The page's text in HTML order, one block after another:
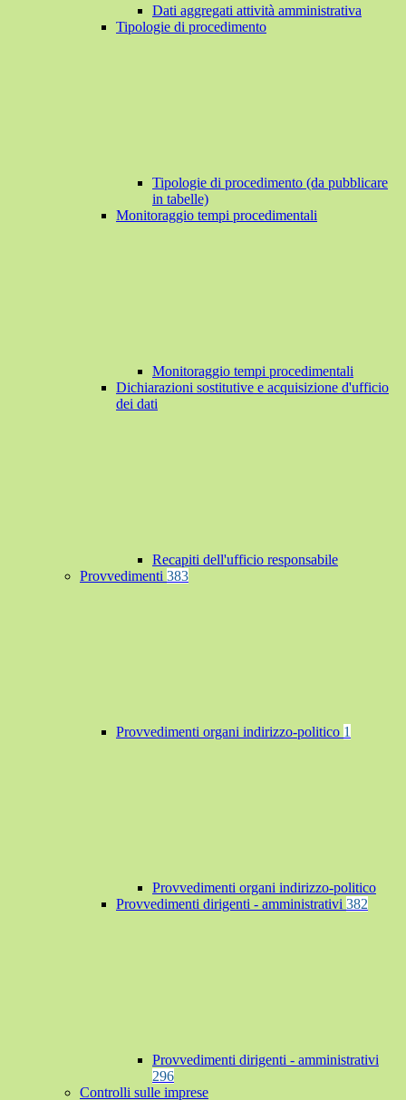
Dati aggregati attività amministrativa
Tipologie di procedimento
Tipologie di procedimento (da pubblicare
in tabelle)
Monitoraggio tempi procedimentali
Monitoraggio tempi procedimentali
Dichiarazioni sostitutive e acquisizione d'ufficio
dei dati
Recapiti dell'ufficio responsabile
Provvedimenti 383
Provvedimenti organi indirizzo-politico 1
Provvedimenti organi indirizzo-politico
Provvedimenti dirigenti - amministrativi 382
Provvedimenti dirigenti - amministrativi
296
Controlli sulle imprese